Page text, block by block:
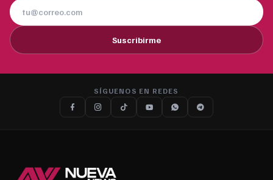
Suscribirme
SÍGUENOS EN REDES